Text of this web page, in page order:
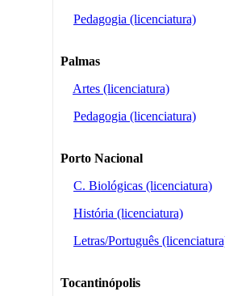
Pedagogia (licenciatura)
Palmas
Artes (licenciatura)
Pedagogia (licenciatura)
Porto Nacional
C. Biológicas (licenciatura)
História (licenciatura)
Letras/Português
Tocantinópolis